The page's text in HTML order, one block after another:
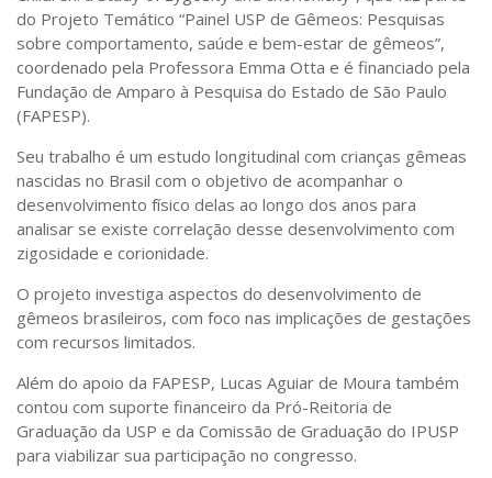
do Projeto Temático “Painel USP de Gêmeos: Pesquisas
sobre comportamento, saúde e bem-estar de gêmeos”,
coordenado pela Professora Emma Otta e é financiado pela
Fundação de Amparo à Pesquisa do Estado de São Paulo
(FAPESP).
Seu trabalho é um estudo longitudinal com crianças gêmeas
nascidas no Brasil com o objetivo de acompanhar o
desenvolvimento físico delas ao longo dos anos para
analisar se existe correlação desse desenvolvimento com
zigosidade e corionidade.
O projeto investiga aspectos do desenvolvimento de
gêmeos brasileiros, com foco nas implicações de gestações
com recursos limitados.
Além do apoio da FAPESP, Lucas Aguiar de Moura também
contou com suporte financeiro da Pró-Reitoria de
Graduação da USP e da Comissão de Graduação do IPUSP
para viabilizar sua participação no congresso.